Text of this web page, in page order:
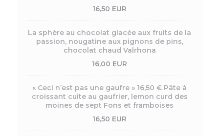
16,50 EUR
La sphère au chocolat glacée aux fruits de la
passion, nougatine aux pignons de pins,
chocolat chaud Valrhona
16,00 EUR
« Ceci n’est pas une gaufre » 16,50 € Pâte à
croissant cuite au gaufrier, lemon curd des
moines de sept Fons et framboises
16,50 EUR